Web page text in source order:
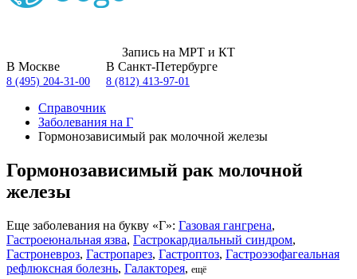
Запись на МРТ и КТ
В Москве
8 (495) 204-31-00
В Санкт-Петербурге
8 (812) 413-97-01
Справочник
Заболевания на Г
Гормонозависимый рак молочной железы
Гормонозависимый рак молочной
железы
Еще заболевания на букву «Г»: Газовая гангрена,
Гастроеюнальная язва, Гастрокардиальный синдром,
Гастроневроз, Гастропарез, Гастроптоз, Гастроэзофагеальная
рефлюксная болезнь, Галакторея, ещё